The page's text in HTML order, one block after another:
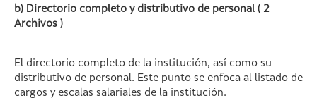
b) Directorio completo y distributivo de personal ( 2
Archivos )
El directorio completo de la institución, así como su
distributivo de personal. Este punto se enfoca al listado de
cargos y escalas salariales de la institución.